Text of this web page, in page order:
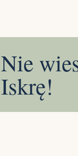
Nie
Iskrę!